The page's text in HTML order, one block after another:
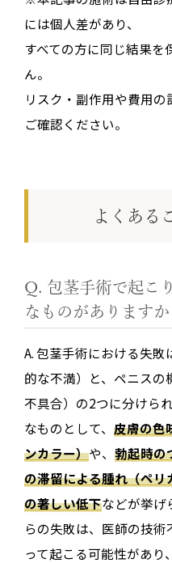
には個人差があり、
すべての方に同じ結果を
ん。
リスク・副作用や費用
ご確認ください。
よくある
Q. 包茎手術で起こ
なものがありますか
A. 包茎手術における失
的な不満）と、ペニス
不具合）の2つに分けら
なものとして、 皮膚の色
ンカラー）や、 勃起時の
の滞留による腫れ（ペ
の著しい低下などが挙げ
らの失敗は、医師の技
って起こる可能性があ